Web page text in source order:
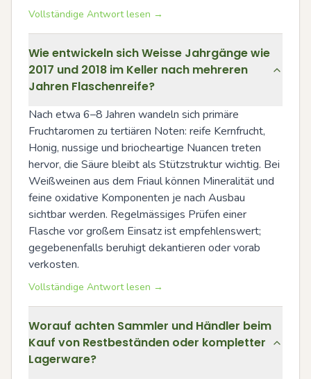
Vollständige Antwort lesen →
Wie entwickeln sich Weisse Jahrgänge wie
2017 und 2018 im Keller nach mehreren
Jahren Flaschenreife?
Nach etwa 6–8 Jahren wandeln sich primäre
Fruchtaromen zu tertiären Noten: reife Kernfrucht,
Honig, nussige und briocheartige Nuancen treten
hervor, die Säure bleibt als Stützstruktur wichtig. Bei
Weißweinen aus dem Friaul können Mineralität und
feine oxidative Komponenten je nach Ausbau
sichtbar werden. Regelmässiges Prüfen einer
Flasche vor großem Einsatz ist empfehlenswert;
gegebenenfalls beruhigt dekantieren oder vorab
verkosten.
Vollständige Antwort lesen →
Worauf achten Sammler und Händler beim
Kauf von Restbeständen oder kompletter
Lagerware?